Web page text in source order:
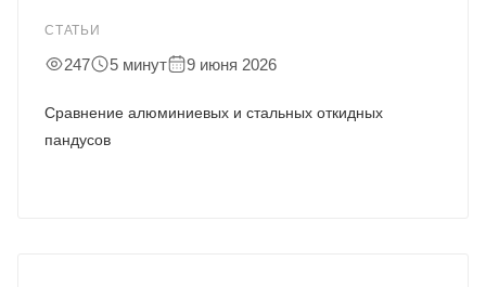
СТАТЬИ
247 5 минут 9 июня 2026
Сравнение алюминиевых и стальных откидных
пандусов